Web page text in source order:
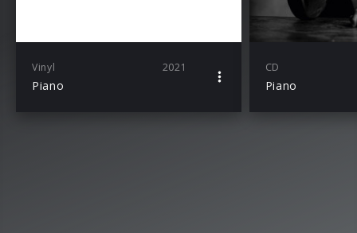
Vinyl 2021
Piano
CD
Piano